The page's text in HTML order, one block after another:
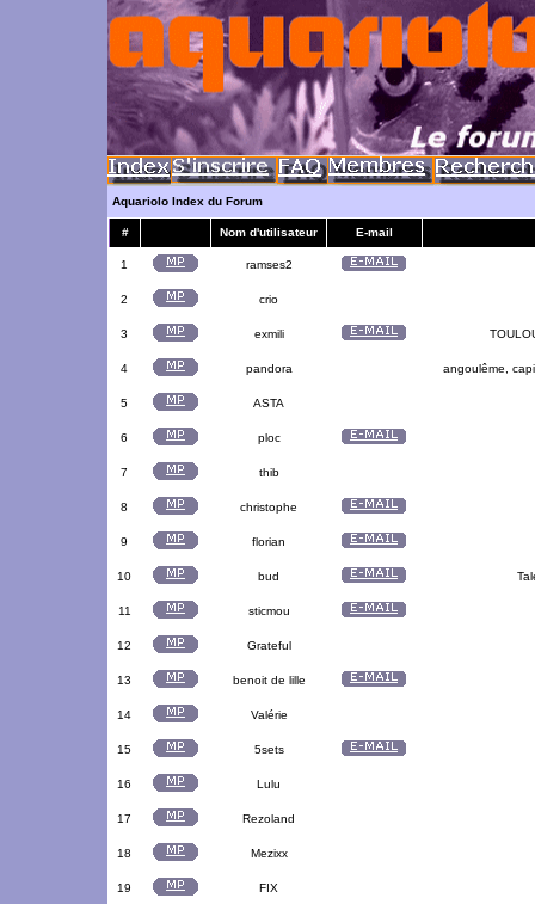
Aquariolo Index du Forum
# Nom d'utilisateur E-mail
1 ramses2
2 crio
3 exmili
4 pandora angoulême,
5 ASTA
6 ploc
7 thib
8 christophe
9 florian
10 bud
11 sticmou
12 Grateful
13 benoit de lille
14 Valérie
15 5sets
16 Lulu
17 Rezoland
18 Mezixx
19 FIX